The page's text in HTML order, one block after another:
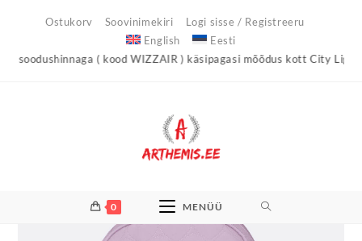
Ostukorv Soovinimekiri
Logi sisse / Registreeru
English
Eesti
( kood WIZZAIR ) käsipagasi mõõdus kott City Light !
0 MENÜÜ